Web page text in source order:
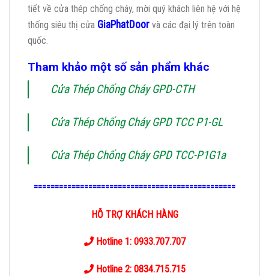
tiết về cửa thép chống cháy, mời quý khách liên hệ với hệ
thống siêu thị cửa GiaPhatDoor và các đại lý trên toàn
quốc.
Tham khảo một số sản phẩm khác
Cửa Thép Chống Cháy GPD-CTH
Cửa Thép Chống Cháy GPD TCC P1-GL
Cửa Thép Chống Cháy GPD TCC-P1G1a
================================================
HỖ TRỢ KHÁCH HÀNG
Hotline 1: 0933.707.707
Hotline 2: 0834.715.715